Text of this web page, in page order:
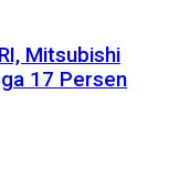
Mitsubishi
17 Persen